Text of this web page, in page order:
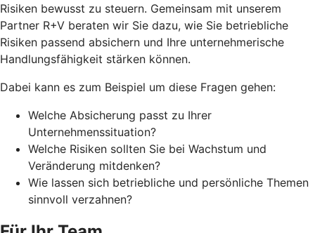
Risiken bewusst zu steuern. Gemeinsam mit unserem
Partner R+V beraten wir Sie dazu, wie Sie betriebliche
Risiken passend absichern und Ihre unternehmerische
Handlungsfähigkeit stärken können.
Dabei kann es zum Beispiel um diese Fragen gehen:
Welche Absicherung passt zu Ihrer
Unternehmenssituation?
Welche Risiken sollten Sie bei Wachstum und
Veränderung mitdenken?
Wie lassen sich betriebliche und persönliche Themen
sinnvoll verzahnen?